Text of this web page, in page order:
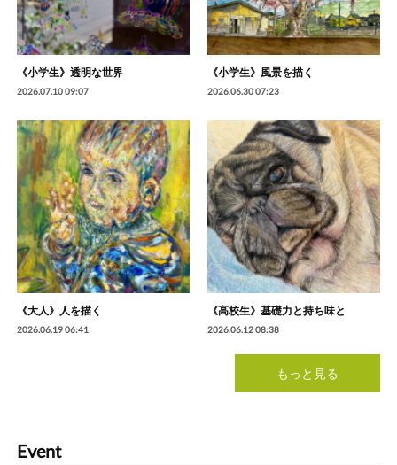
《小学生》透明な世界
2026.07.10 09:07
《小学生》風景を描く
2026.06.30 07:23
《大人》人を描く
2026.06.19 06:41
《高校生》基礎力と持ち味と
2026.06.12 08:38
もっと見る
Event